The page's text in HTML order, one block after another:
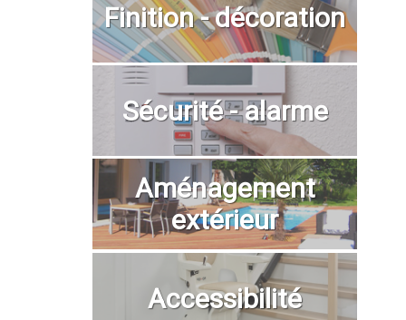
Finition - décoration
Sécurité - alarme
Aménagement
extérieur
Accessibilité